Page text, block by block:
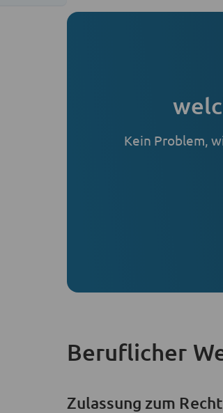
Kein Problem,
Beruflicher
Zulassung zum